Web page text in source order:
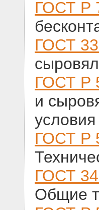
ГОСТ Р
ГОСТ
ГОСТ Р
и
условия
ГОСТ Р
ГОСТ
Общие